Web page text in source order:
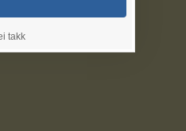
takk